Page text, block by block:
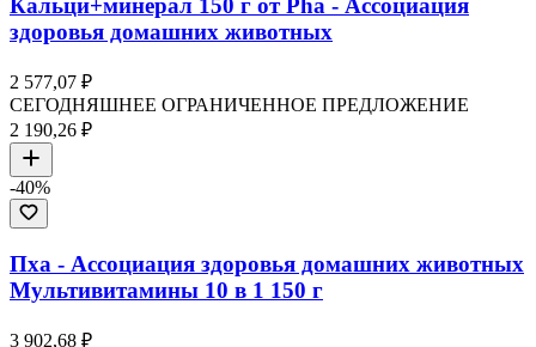
Кальци+минерал 150 г от Pha - Ассоциация
здоровья домашних животных
2 577,07 ₽
СЕГОДНЯШНЕЕ ОГРАНИЧЕННОЕ ПРЕДЛОЖЕНИЕ
2 190,26 ₽
-40%
Пха - Ассоциация здоровья домашних животных
Мультивитамины 10 в 1 150 г
3 902,68 ₽